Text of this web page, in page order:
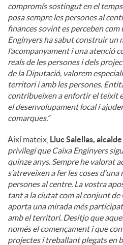
compromís sostingut en el
posa sempre les persones al
finances sovint es perceben
Enginyers ha sabut construir un
l’acompanyament i una atenció
reals de les persones i dels
de la Diputació, valorem
territori i amb les persones.
contribueixen a enfortir el teixit
el desenvolupament local i
comarques.”
Així mateix, Lluc Salellas,
privilegi que Caixa Enginyers
quinze anys. Sempre he valorat
s’atreveixen a fer les coses
persones al centre. La vostra
tant a la ciutat com al conjunt
aporta una mirada més
amb el territori. Desitjo que
només el començament i que
projectes i treballant plegats en